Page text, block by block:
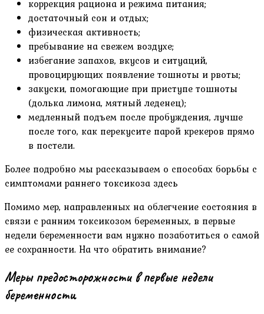
коррекция рациона и режима питания;
достаточный сон и отдых;
физическая активность;
пребывание на свежем воздухе;
избегание запахов, вкусов и ситуаций,
провоцирующих появление тошноты и рвоты;
закуски, помогающие при приступе тошноты
(долька лимона, мятный леденец);
медленный подъем после пробуждения, лучше
после того, как перекусите парой крекеров прямо
в постели.
Более подробно мы рассказываем о способах борьбы с
симптомами раннего токсикоза здесь
Помимо мер, направленных на облегчение состояния в
связи с ранним токсикозом беременных, в первые
недели беременности вам нужно позаботиться о самой
ее сохранности. На что обратить внимание?
Меры предосторожности в первые недели
беременности